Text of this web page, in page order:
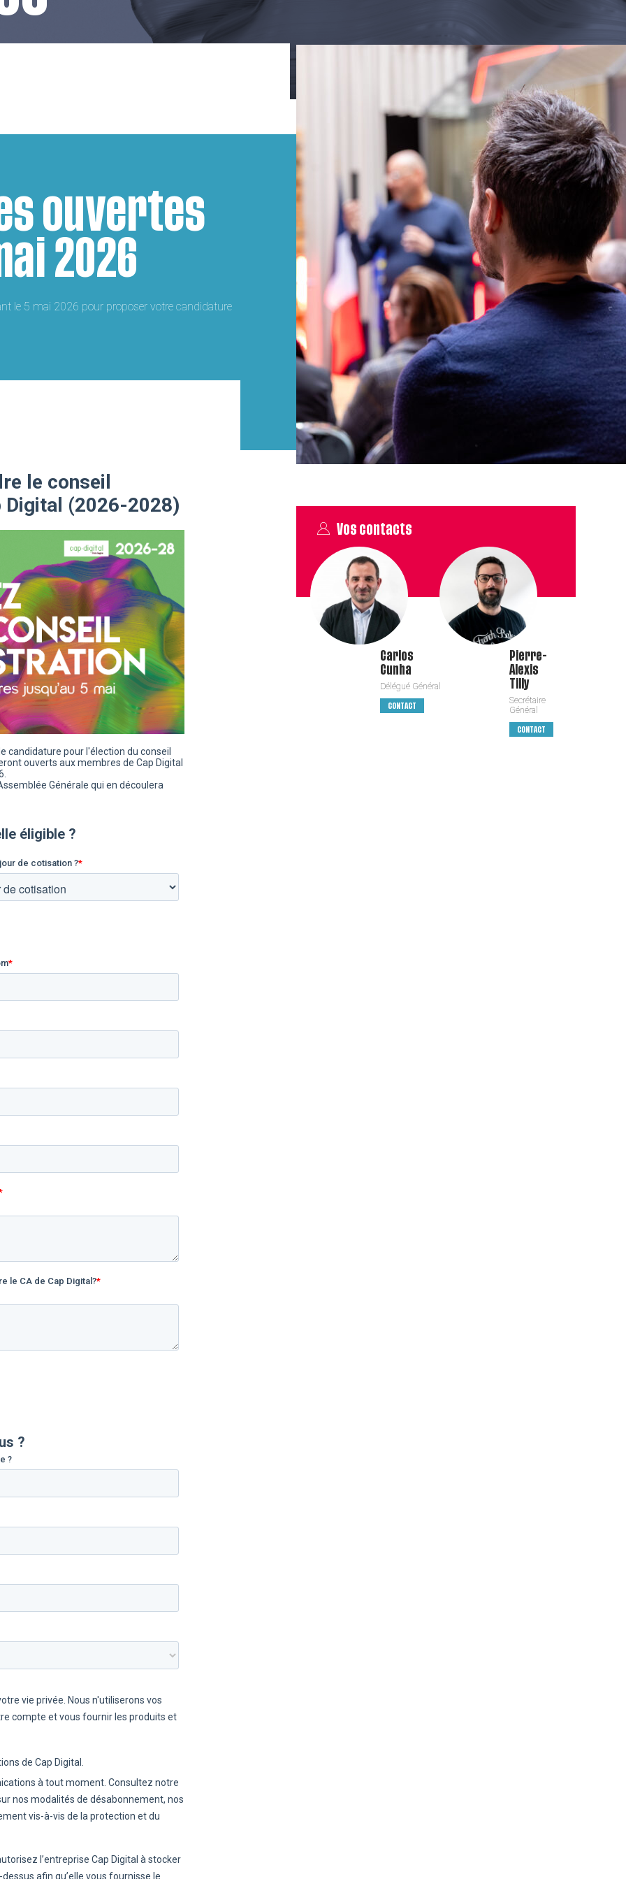
ouvertes
2026
le 5 mai 2026 pour proposer votre candidature
Vos contacts
Carlos
Cunha
Délégué Général
CONTACT
Pierre-
Alexis
Tilly
Secrétaire
Général
CONTACT